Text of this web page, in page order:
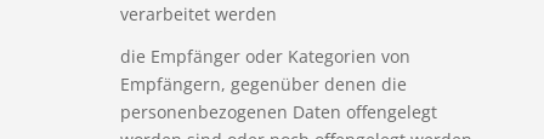
verarbeitet werden
die Empfänger oder Kategorien von
Empfängern, gegenüber denen die
personenbezogenen Daten offengelegt